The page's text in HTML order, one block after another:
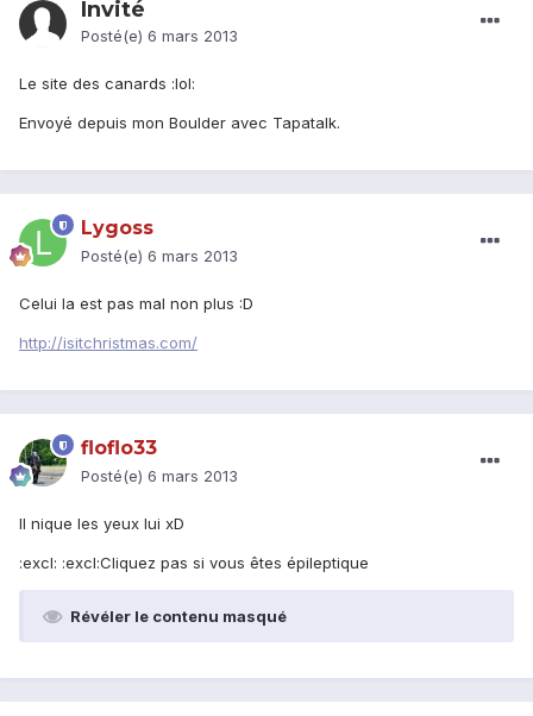
Invité
Posté(e) 6 mars 2013
Le site des canards :lol:
Envoyé depuis mon Boulder avec Tapatalk.
Lygoss
Posté(e) 6 mars 2013
Celui la est pas mal non plus :D
http://isitchristmas.com/
floflo33
Posté(e) 6 mars 2013
Il nique les yeux lui xD
:excl: :excl:Cliquez pas si vous êtes épileptique
Révéler le contenu masqué